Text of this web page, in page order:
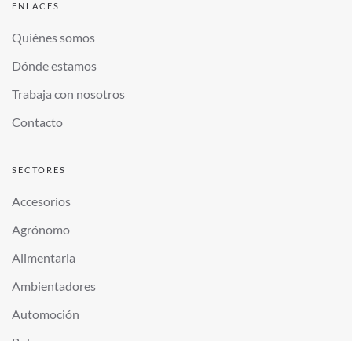
ENLACES
Quiénes somos
Dónde estamos
Trabaja con nosotros
Contacto
SECTORES
Accesorios
Agrónomo
Alimentaria
Ambientadores
Automoción